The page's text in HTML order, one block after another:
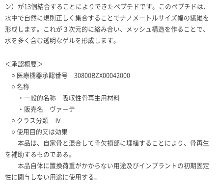
ン）が13個結合することによりできたペプチドです。このペプチドは、
水中で自然に規則正しく集合することでナノメートルサイズ幅の繊維を
形成します。これが３次元的に絡み合い、メッシュ構造を作ることで、
水を多く含む透明なゲルを形成します。
＜承認概要＞
○ 医療機器承認番号 30800BZX00042000
○ 名称
・一般的名称 吸収性骨再生用材料
・販売名 ヴァーテ
○ クラス分類 Ⅳ
○ 使用目的又は効果
本品は、自家骨と混合して骨欠損部に埋植することにより、骨再生
を補助するものである。
本品自体に置換荷重がかからない用途及びインプラントの初期固定
性に関与しない用途に使用する。